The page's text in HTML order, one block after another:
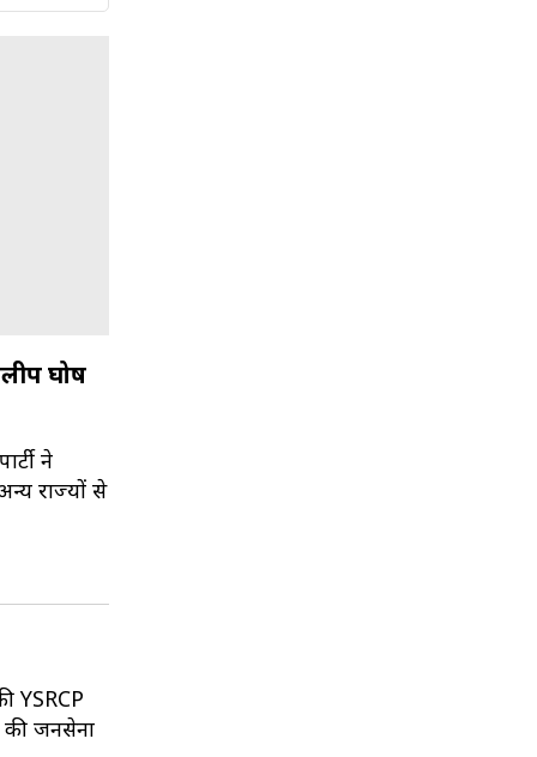
घोष
ने
राज्यों से
YSRCP
की जनसेना